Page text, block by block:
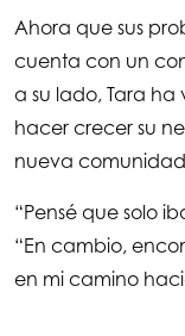
Ahora que sus
cuenta con un
a su lado, Tara
hacer crecer su
nueva
“Pensé que solo
“En cambio,
en mi camino